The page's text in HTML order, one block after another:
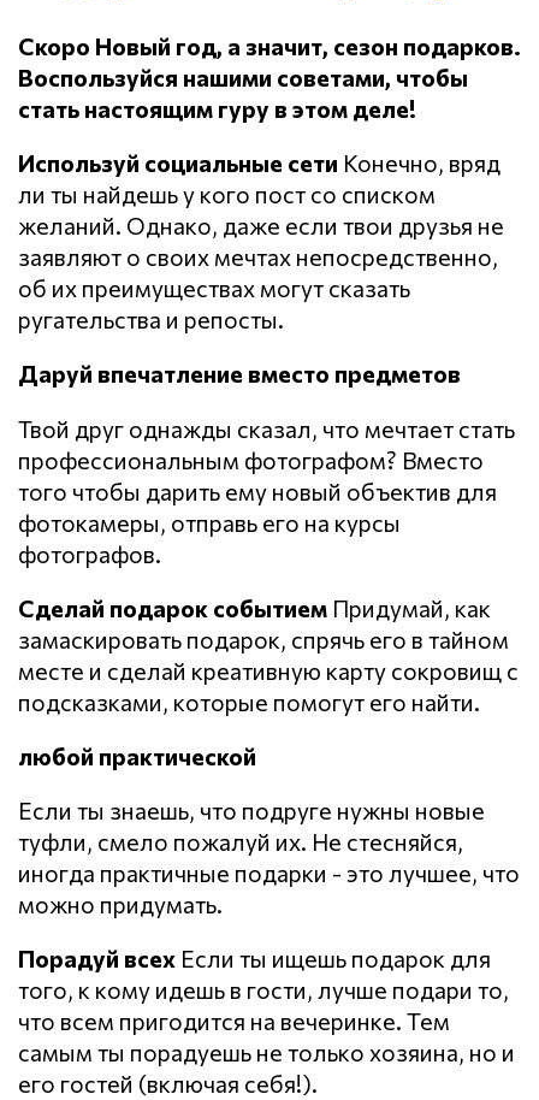
Скоро Новый год, а значит, сезон подарков.
Воспользуйся нашими советами, чтобы
стать настоящим гуру в этом деле!
Используй социальные сети Конечно, вряд
ли ты найдешь у кого пост со списком
желаний. Однако, даже если твои друзья не
заявляют о своих мечтах непосредственно,
об их преимуществах могут сказать
ругательства и репосты.
Даруй впечатление вместо предметов
Твой друг однажды сказал, что мечтает стать
профессиональным фотографом? Вместо
того чтобы дарить ему новый объектив для
фотокамеры, отправь его на курсы
фотографов.
Сделай подарок событием Придумай, как
замаскировать подарок, спрячь его в тайном
месте и сделай креативную карту сокровищ с
подсказками, которые помогут его найти.
любой практической
Если ты знаешь, что подруге нужны новые
туфли, смело пожалуй их. Не стесняйся,
иногда практичные подарки - это лучшее, что
можно придумать.
Порадуй всех Если ты ищешь подарок для
того, к кому идешь в гости, лучше подари то,
что всем пригодится на вечеринке. Тем
самым ты порадуешь не только хозяина, но и
его гостей (включая себя!).